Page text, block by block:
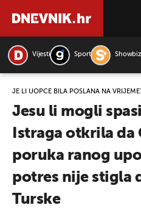
Vijesti Sport
JE LI UOPĆE BILA POSLANA NA
Jesu li mogli
Istraga otkrila da
poruka ranog
potres nije stigla
Turske
PRETRAŽITE VIJESTI